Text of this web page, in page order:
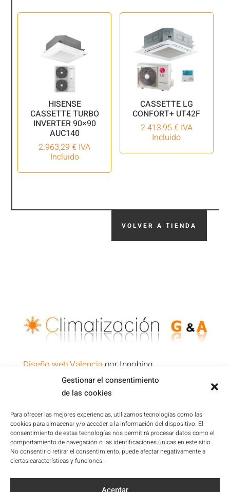
Gestionar el consentimiento
de las cookies
Para ofrecer las mejores experiencias, utilizamos tecnologías como las
cookies para almacenar y/o acceder a la información del dispositivo. El
consentimiento de estas tecnologías nos permitirá procesar datos como el
comportamiento de navegación o las identificaciones únicas en este sitio.
No consentir o retirar el consentimiento, puede afectar negativamente a
ciertas características y funciones.
Aceptar
HISENSE
CASSETTE TURBO
INVERTER 90×90
AUC140
2.963,29€ IVA
Incluido
CASSETTE LG
CONFORT+ UT42F
2.413,95€ IVA
Incluido
VOLVER A TIENDA
Diseño web Valencia por Innobing
Aviso Legal
Condiciones de la Plataforma
Política de cookies
Accesibilidad